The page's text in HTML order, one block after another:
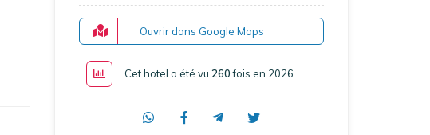
Ouvrir dans Google Maps
Cet hotel a été vu 260fois en 2026